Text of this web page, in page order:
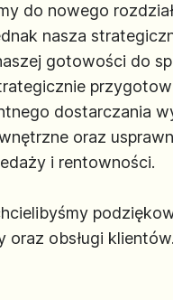
do nowego
nasza
gotowości do
dostarczania
oraz
i rentowności.
oraz obsługi